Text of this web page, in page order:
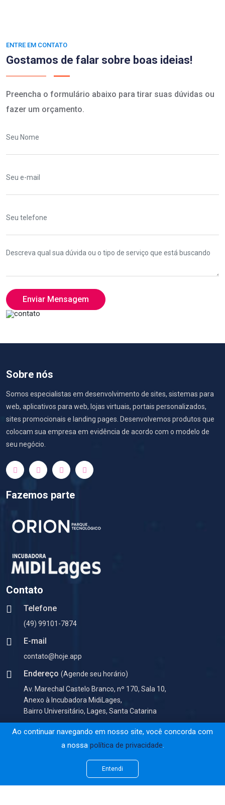
ENTRE EM CONTATO
Gostamos de falar sobre boas ideias!
Preencha o formulário abaixo para tirar suas dúvidas ou
fazer um orçamento.
Enviar Mensagem
Sobre nós
Somos especialistas em desenvolvimento de sites, sistemas para
web, aplicativos para web, lojas virtuais, portais personalizados,
sites promocionais e landing pages. Desenvolvemos produtos que
colocam sua empresa em evidência de acordo com o modelo de
seu negócio.
Fazemos parte
Contato
Telefone
(49) 99101-7874
E-mail
contato@hoje.app
Endereço (Agende seu horário)
Av. Marechal Castelo Branco, nº 170, Sala 10,
Anexo à Incubadora MidiLages,
Bairro Universitário, Lages, Santa Catarina
35.879.883/0001-36 - Hoje.App © 2026 - Todos os direitos
reservados.
Ao continuar navegando em nosso site, você concorda com
a nossa política de privacidade.
Entendi